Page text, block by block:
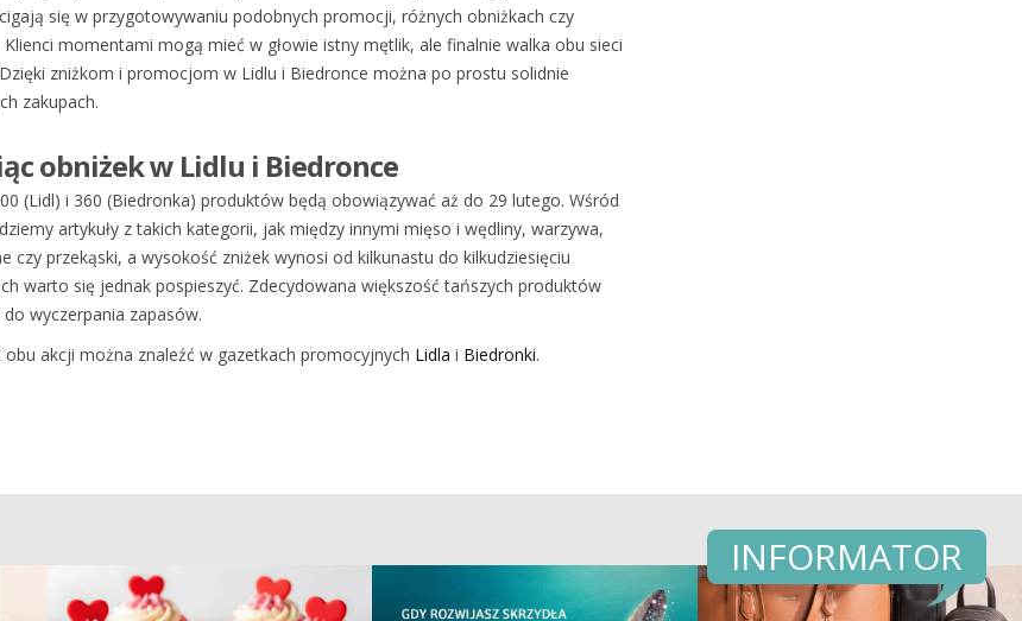
się w przygotowywaniu podobnych promocji, różnych obniżkach czy
momentami mogą mieć w głowie istny mętlik, ale finalnie walka obu sieci
zniżkom i promocjom w Lidlu i Biedronce można po prostu solidnie
zakupach.
obniżek w Lidlu i Biedronce
(Lidl) i 360 (Biedronka) produktów będą obowiązywać aż do 29 lutego. Wśród
artykuły z takich kategorii, jak między innymi mięso i wędliny, warzywa,
czy przekąski, a wysokość zniżek wynosi od kilkunastu do kilkudziesięciu
warto się jednak pospieszyć. Zdecydowana większość tańszych produktów
wyczerpania zapasów.
akcji można znaleźć w gazetkach promocyjnych Lidla i Biedronki.
INFORMATOR